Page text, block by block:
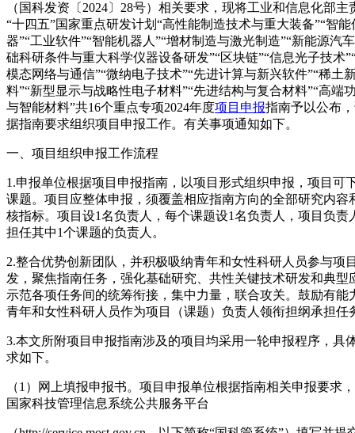
（国科发资〔2024〕28号）相关要求，现将工业和信息化部主
“十四五”国家重点研发计划“高性能制造技术与重大装备”“智能
器”“工业软件”“智能机器人”“增材制造与激光制造”“新能源汽
础科研条件与重大科学仪器设备研发”“区块链”“信息光子技术
模态网络与通信”“微纳电子技术”“先进计算与新兴软件”“稀土
料”“新型显示与战略性电子材料”“先进结构与复合材料”“高端
与智能材料”共16个重点专项2024年度项目申报指南予以公布
据指南要求组织项目申报工作。有关事项通知如下。
一、项目组织申报工作流程
1.申报单位根据项目申报指南，以项目形式组织申报，项目可
课题。项目应整体申报，须覆盖相应指南方向的全部研究内容
核指标。项目设1名负责人，每个课题设1名负责人，项目负责
担任其中1个课题的负责人。
2.整合优势创新团队，并积极吸纳青年和女性科研人员参与项
发，聚焦指南任务，强化基础研究、共性关键技术研发和典型
示范各项任务间的统筹衔接，集中力量，联合攻关。鼓励有能
青年和女性科研人员作为项目（课题）负责人领衔担纲承担任
3.本文所附项目申报指南涉及的项目均采用一轮申报程序，具
求如下。
（1）网上填报申报书。项目申报单位根据指南相关申报要求
国家科技管理信息系统公共服务平台